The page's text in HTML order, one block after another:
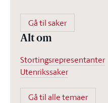
Gå til saker
Alt om
Stortingsrepresentanter
Utenrikssaker
Gå til alle temaer